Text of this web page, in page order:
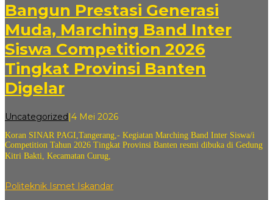
Bangun Prestasi Generasi
Muda, Marching Band Inter
Siswa Competition 2026
Tingkat Provinsi Banten
Digelar
Uncategorized|4 Mei 2026oleh
sovian
Koran SINAR PAGI,Tangerang,- Kegiatan Marching Band Inter Siswa/i
Competition Tahun 2026 Tingkat Provinsi Banten resmi dibuka di Gedung
Kitri Bakti, Kecamatan Curug,
Politeknik Ismet Iskandar